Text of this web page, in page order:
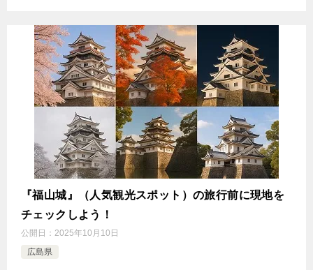
『福山城』（人気観光スポット）の旅行前に現地を
チェックしよう！
公開日： 2025年10月10日
広島県